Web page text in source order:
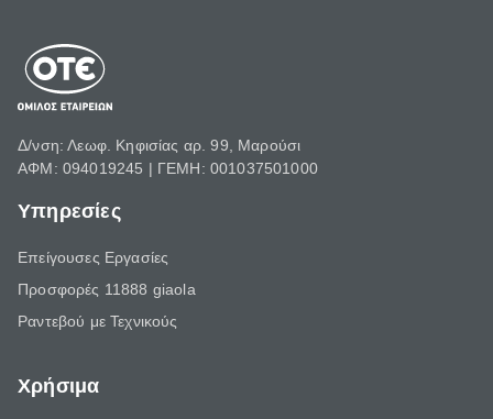
Δ/νση: Λεωφ. Κηφισίας αρ. 99, Μαρούσι
ΑΦΜ: 094019245 | ΓΕΜΗ: 001037501000
Υπηρεσίες
Επείγουσες Εργασίες
Προσφορές 11888 giaola
Ραντεβού με Τεχνικούς
Χρήσιμα